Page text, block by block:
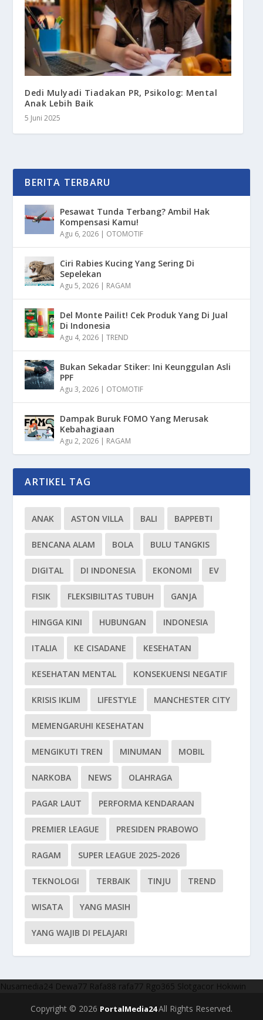
Dedi Mulyadi Tiadakan PR, Psikolog: Mental
Anak Lebih Baik
5 Juni 2025
BERITA TERBARU
Pesawat Tunda Terbang? Ambil Hak
Kompensasi Kamu!
Agu 6, 2026 | OTOMOTIF
Ciri Rabies Kucing Yang Sering Di
Sepelekan
Agu 5, 2026 | RAGAM
Del Monte Pailit! Cek Produk Yang Di Jual
Di Indonesia
Agu 4, 2026 |TREND
Bukan Sekadar Stiker: Ini Keunggulan Asli
PPF
Agu 3, 2026 | OTOMOTIF
Dampak Buruk FOMO Yang Merusak
Kebahagiaan
Agu 2, 2026 | RAGAM
ARTIKEL TAG
ANAK ASTON VILLA BALI BAPPEBTI
BENCANA ALAM BOLA BULU TANGKIS
DIGITAL DI INDONESIA EKONOMI EV
FISIK FLEKSIBILITAS TUBUH GANJA
HINGGA KINI HUBUNGAN INDONESIA
ITALIA KE CISADANE KESEHATAN
KESEHATAN MENTAL KONSEKUENSI NEGATIF
KRISIS IKLIM LIFESTYLE MANCHESTER CITY
MEMENGARUHI KESEHATAN
MENGIKUTI TREN MINUMAN MOBIL
NARKOBA NEWS OLAHRAGA
PAGAR LAUT PERFORMA KENDARAAN
PREMIER LEAGUE PRESIDEN PRABOWO
RAGAM SUPER LEAGUE 2025-2026
TEKNOLOGI TERBAIK TINJU TREND
WISATA YANG MASIH
YANG WAJIB DI PELAJARI
Nusamedia24 Dewa77 Rafa88 rafa77 Rgo365 Slotgacor Hokiwin
Copyright © 2026 PortalMedia24All Rights Reserved.